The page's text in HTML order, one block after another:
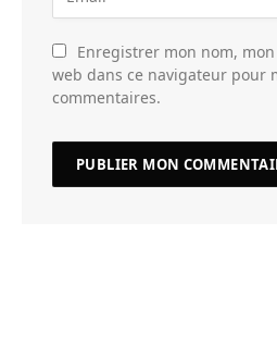
Enregistrer mon nom,
web dans ce navigateur pour
commentaires.